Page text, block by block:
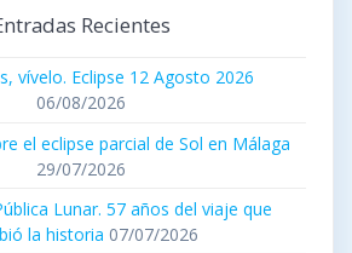
Recientes
vívelo. Eclipse 12 Agosto 2026
06/08/2026
el eclipse parcial de Sol en Málaga
29/07/2026
Lunar. 57 años del viaje que
la historia 07/07/2026